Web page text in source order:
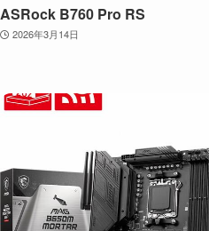
ASRock B760 Pro RS
2026年3月14日